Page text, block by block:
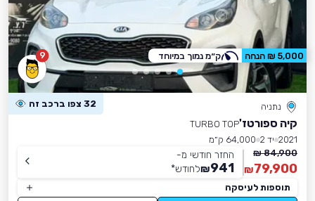
9
נתניה 32 צפו ברכב זה
קיה ספורטז'TURBO TOP
2021 יד 2
64,000 ק״מ
84,900 ₪
79,900
₪
החזר חודשי מ-
941
₪לחודש*
תוספות לעיסקה
5,000 ₪ הנחה ק״מ נמוך במיוחד